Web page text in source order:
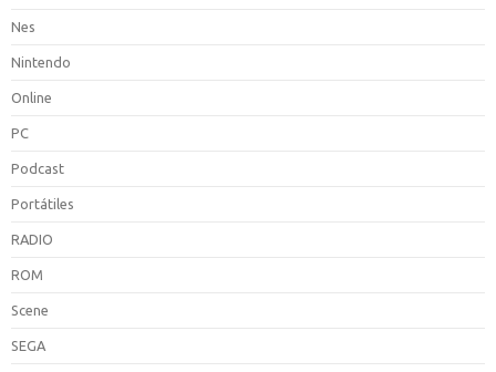
Nes
Nintendo
Online
PC
Podcast
Portátiles
RADIO
ROM
Scene
SEGA